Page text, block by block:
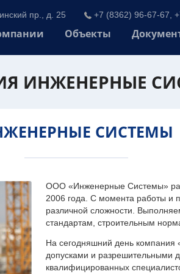
пр., д. 25 +7 (8362) 96-67-67,
Объекты
ИНЖЕНЕРНЫЕ
СИСТЕМЫ
ООО «Инженерные Системы»
2006 года. С момента работы и
различной сложности.
стандартам, строительным
На сегодняшний день
допусками и разрешительными
квалифицированных